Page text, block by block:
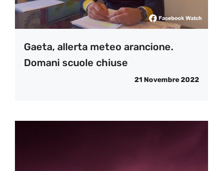
Gaeta, allerta meteo arancione.
Domani scuole chiuse
21 Novembre 2022